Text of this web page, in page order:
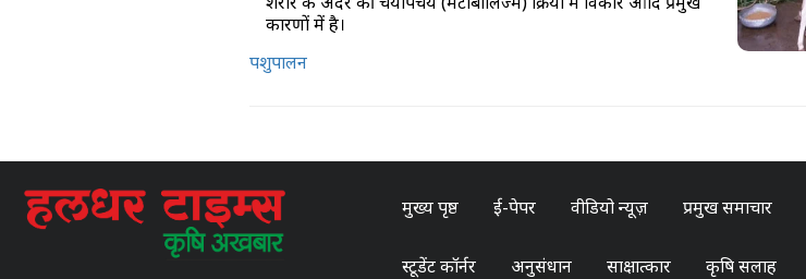
कारणों में है।
पशुपालन
मुख्य पृष्ठ ई-पेपर वीडियो न्यूज़ प्रमुख समाचार
स्टूडेंट कॉर्नर अनुसंधान साक्षात्कार कृषि सलाह